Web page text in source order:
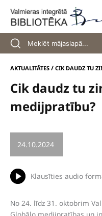
content
AKTUALITĀTES / CIK DAUDZ TU
Cik daudz tu
medijpratību?
24.10.2024
Klausīties audio
No 24. līdz 31. oktobrim